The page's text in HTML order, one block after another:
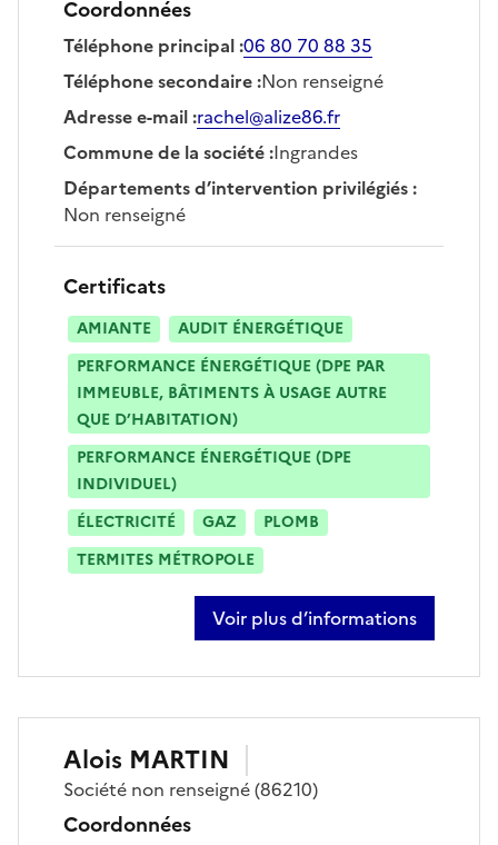
Coordonnées
Téléphone principal:06 80 70 88 35
Téléphone secondaire:Non renseigné
Adresse e-mail:rachel@alize86.fr
Commune de la société:Ingrandes
Départements d’intervention privilégiés:
Non renseigné
Certificats
AMIANTE
AUDIT ÉNERGÉTIQUE
PERFORMANCE ÉNERGÉTIQUE (DPE PAR
IMMEUBLE, BÂTIMENTS À USAGE AUTRE
QUE D’HABITATION)
PERFORMANCE ÉNERGÉTIQUE (DPE
INDIVIDUEL)
ÉLECTRICITÉ
GAZ
PLOMB
TERMITES MÉTROPOLE
Voir plus d’informations
sur rachel vezin
Alois MARTIN
Société non renseigné(86210)
Coordonnées